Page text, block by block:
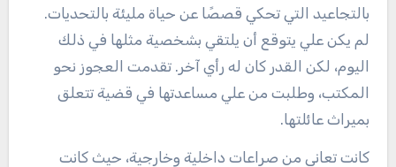
بالتجاعيد التي تحكي قصصًا عن حياة مليئة بالتحديات.
لم يكن علي يتوقع أن يلتقي بشخصية مثلها في ذلك
اليوم، لكن القدر كان له رأي آخر. تقدمت العجوز نحو
المكتب، وطلبت من علي مساعدتها في قضية تتعلق
بميراث عائلتها.
كانت تعاني من صراعات داخلية وخارجية، حيث كانت